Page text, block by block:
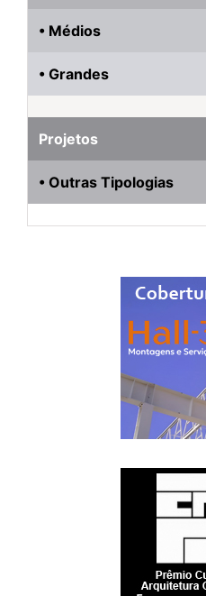
• Médios
• Grandes
Projetos
• Outras Tipologias